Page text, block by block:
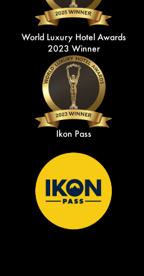
World Luxury Hotel Awards
2023 Winner
Ikon Pass